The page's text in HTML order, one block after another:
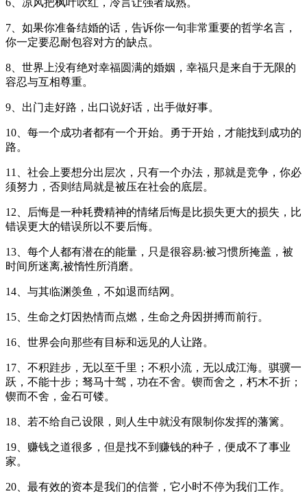
7、如果你准备结婚的话，告诉你一句非常重要的哲学名言，
你一定要忍耐包容对方的缺点。
8、世界上没有绝对幸福圆满的婚姻，幸福只是来自于无限的
容忍与互相尊重。
9、出门走好路，出口说好话，出手做好事。
10、每一个成功者都有一个开始。勇于开始，才能找到成功的
路。
11、社会上要想分出层次，只有一个办法，那就是竞争，你必
须努力，否则结局就是被压在社会的底层。
12、后悔是一种耗费精神的情绪后悔是比损失更大的损失，比
错误更大的错误所以不要后悔。
13、每个人都有潜在的能量，只是很容易:被习惯所掩盖，被
时间所迷离,被惰性所消磨。
14、与其临渊羡鱼，不如退而结网。
15、生命之灯因热情而点燃，生命之舟因拼搏而前行。
16、世界会向那些有目标和远见的人让路。
17、不积跬步，无以至千里；不积小流，无以成江海。骐骥一
跃，不能十步；驽马十驾，功在不舍。锲而舍之，朽木不折；
锲而不舍，金石可镂。
18、若不给自己设限，则人生中就没有限制你发挥的藩篱。
19、赚钱之道很多，但是找不到赚钱的种子，便成不了事业
家。
20、最有效的资本是我们的信誉，它小时不停为我们工作。